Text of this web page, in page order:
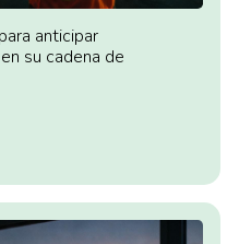
anticipar
su cadena de